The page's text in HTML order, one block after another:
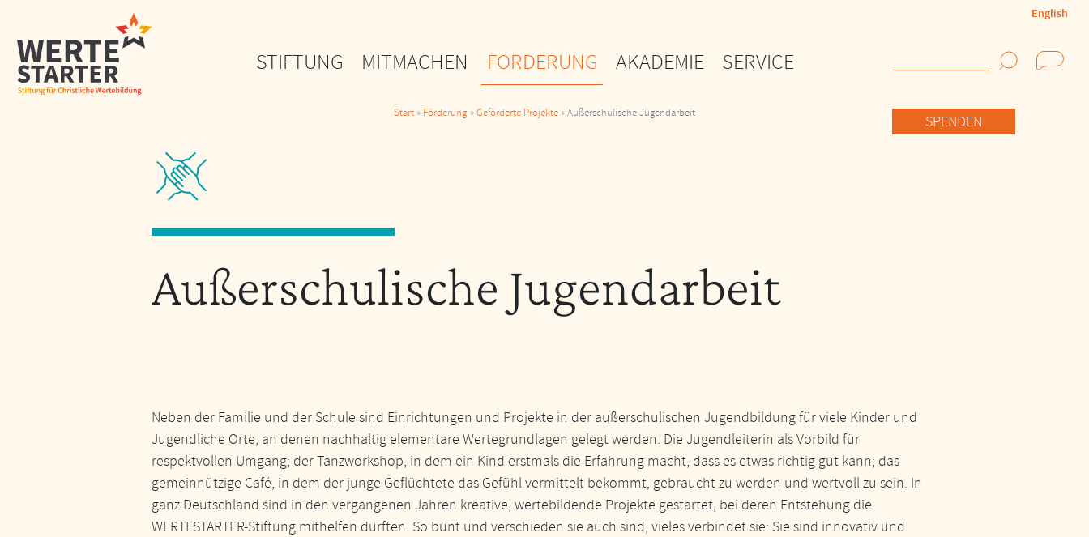
STIFTUNG MITMACHEN FÖRDERUNG AKADEMIE SERVICE
Start Förderung Geförderte Projekte Außerschulische Jugendarbeit
English
SPENDEN
Außerschulische Jugendarbeit
Neben der Familie und der Schule sind Einrichtungen und Projekte in der außerschulischen Jugendbildung für viele Kinder und
Jugendliche Orte, an denen nachhaltig elementare Wertegrundlagen gelegt werden. Die Jugendleiterin als Vorbild für
respektvollen Umgang; der Tanzworkshop, in dem ein Kind erstmals die Erfahrung macht, dass es etwas richtig gut kann; das
gemeinnützige Café, in dem der junge Geflüchtete das Gefühl vermittelt bekommt, gebraucht zu werden und wertvoll zu sein. In
ganz Deutschland sind in den vergangenen Jahren kreative, wertebildende Projekte gestartet, bei deren Entstehung die
WERTESTARTER-Stiftung mithelfen durften. So bunt und verschieden sie auch sind, vieles verbindet sie: Sie sind innovativ und